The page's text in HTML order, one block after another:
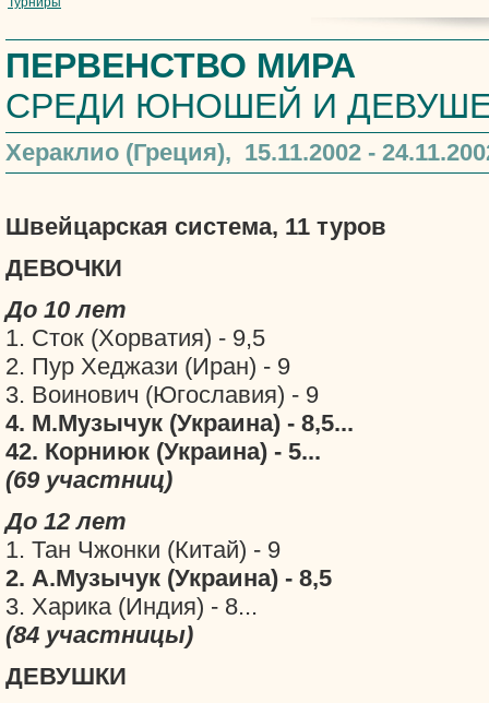
ПЕРВЕНСТВО МИРА
СРЕДИ ЮНОШЕЙ И
Хераклио (Греция), 15.11.2002 -
Швейцарская система, 11 туров
ДЕВОЧКИ
До 10 лет
1. Сток (Хорватия) - 9,5
2. Пур Хеджази (Иран) - 9
3. Воинович (Югославия) - 9
4. М.Музычук (Украина) - 8,5...
42. Корниюк (Украина) - 5...
(69 участниц)
До 12 лет
1. Тан Чжонки (Китай) - 9
2. А.Музычук (Украина) - 8,5
3. Харика (Индия) - 8...
(84 участницы)
ДЕВУШКИ